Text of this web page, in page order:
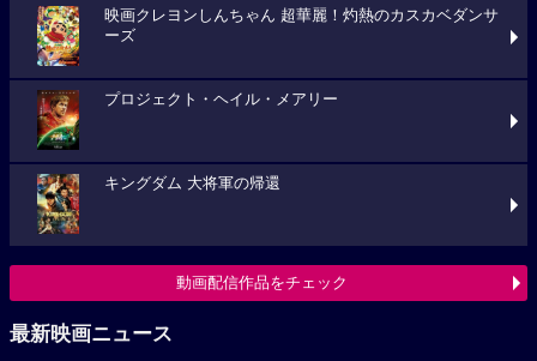
映画クレヨンしんちゃん 超華麗！灼熱のカスカベダンサ
ーズ
プロジェクト・ヘイル・メアリー
キングダム 大将軍の帰還
動画配信作品をチェック
最新映画ニュース